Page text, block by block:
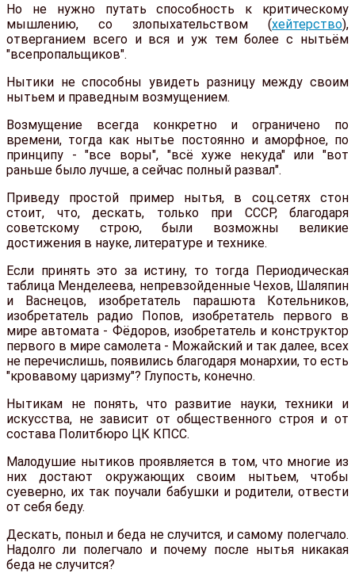
Но не нужно путать способность к критическому
мышлению, со злопыхательством (хейтерство),
отверганием всего и вся и уж тем более с нытьём
"всепропальщиков".
Нытики не способны увидеть разницу между своим
нытьем и праведным возмущением.
Возмущение всегда конкретно и ограничено по
времени, тогда как нытье постоянно и аморфное, по
принципу - "все воры", "всё хуже некуда" или "вот
раньше было лучше, а сейчас полный развал".
Приведу простой пример нытья, в соц.сетях стон
стоит, что, дескать, только при СССР, благодаря
советскому строю, были возможны великие
достижения в науке, литературе и технике.
Если принять это за истину, то тогда Периодическая
таблица Менделеева, непревзойденные Чехов, Шаляпин
и Васнецов, изобретатель парашюта Котельников,
изобретатель радио Попов, изобретатель первого в
мире автомата - Фёдоров, изобретатель и конструктор
первого в мире самолета - Можайский и так далее, всех
не перечислишь, появились благодаря монархии, то есть
"кровавому царизму"? Глупость, конечно.
Нытикам не понять, что развитие науки, техники и
искусства, не зависит от общественного строя и от
состава Политбюро ЦК КПСС.
Малодушие нытиков проявляется в том, что многие из
них достают окружающих своим нытьем, чтобы
суеверно, их так поучали бабушки и родители, отвести
от себя беду.
Дескать, поныл и беда не случится, и самому полегчало.
Надолго ли полегчало и почему после нытья никакая
беда не случится?